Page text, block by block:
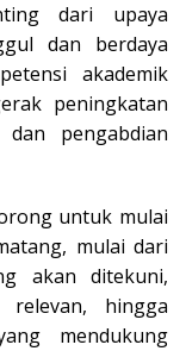
dari upaya
dan berdaya
akademik
peningkatan
pengabdian
untuk mulai
mulai dari
akan ditekuni,
hingga
mendukung